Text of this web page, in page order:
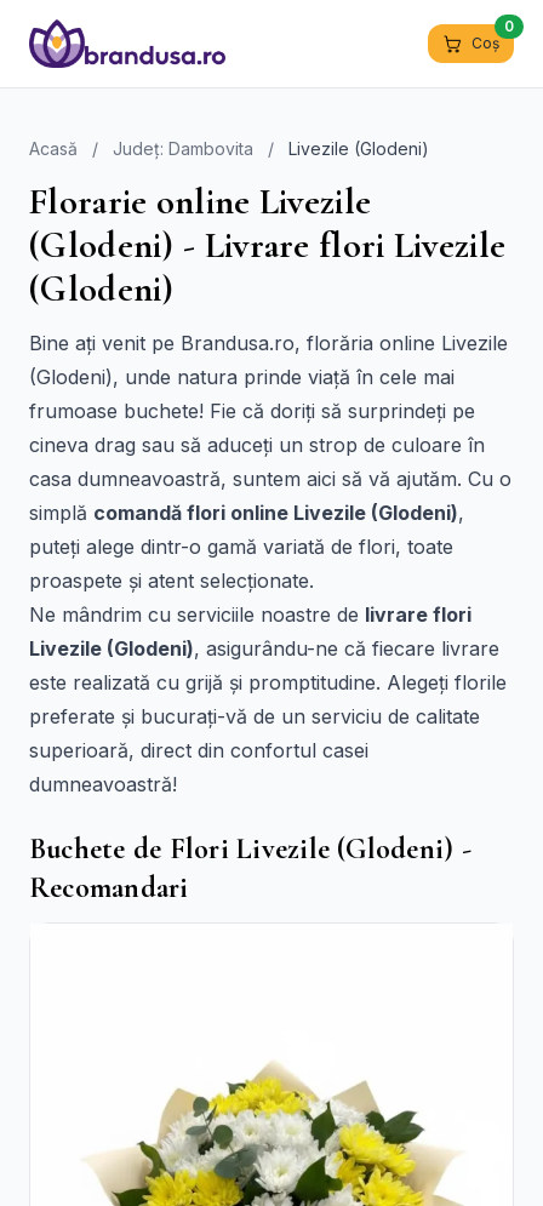
Coș
0
Acasă / Județ: Dambovita / Livezile (Glodeni)
Florarie online Livezile
(Glodeni) - Livrare flori Livezile
(Glodeni)
Bine ați venit pe Brandusa.ro, florăria online Livezile
(Glodeni), unde natura prinde viață în cele mai
frumoase buchete! Fie că doriți să surprindeți pe
cineva drag sau să aduceți un strop de culoare în
casa dumneavoastră, suntem aici să vă ajutăm. Cu o
simplă comandă flori online Livezile (Glodeni),
puteți alege dintr-o gamă variată de flori, toate
proaspete și atent selecționate.
Ne mândrim cu serviciile noastre de livrare flori
Livezile (Glodeni), asigurându-ne că fiecare livrare
este realizată cu grijă și promptitudine. Alegeți florile
preferate și bucurați-vă de un serviciu de calitate
superioară, direct din confortul casei
dumneavoastră!
Buchete de Flori Livezile (Glodeni) -
Recomandari